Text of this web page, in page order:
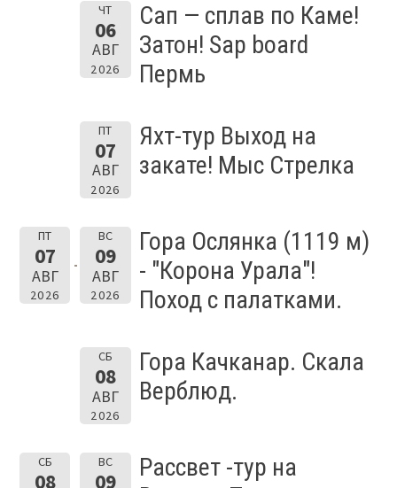
ЧТ
06
АВГ
2026
Сап — сплав по Каме!
Затон! Sap board
Пермь
ПТ
07
АВГ
2026
Яхт-тур Выход на
закате! Мыс Стрелка
ПТ
07
АВГ
2026
ВС
09
АВГ
2026
Гора Ослянка (1119 м)
- "Корона Урала"!
Поход с палатками.
СБ
08
АВГ
2026
Гора Качканар. Скала
Верблюд.
СБ
08
ВС
09
Рассвет -тур на